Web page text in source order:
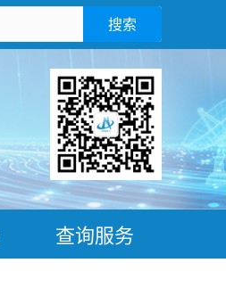
搜索
查询服务